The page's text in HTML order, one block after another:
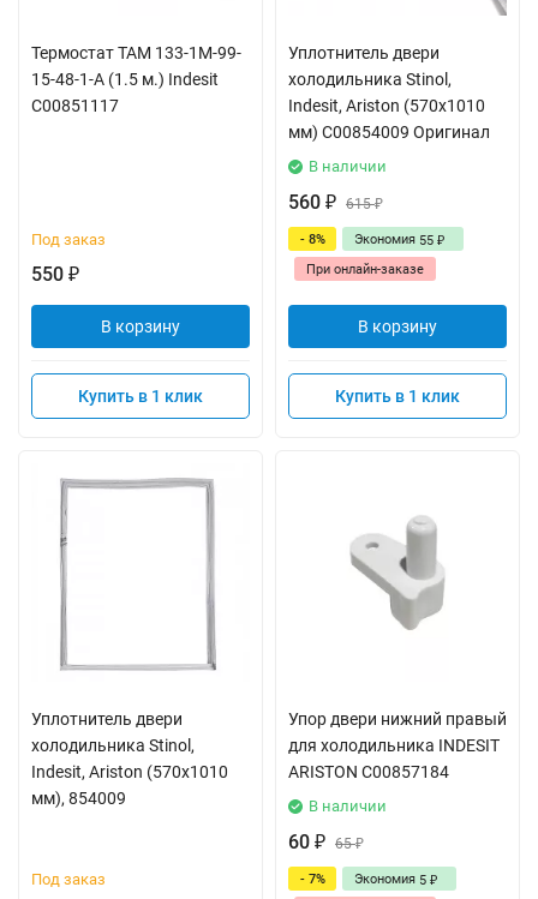
Термостат ТАМ 133-1М-99-
15-48-1-А (1.5 м.) Indesit
C00851117
Под заказ
550 ₽
В корзину
Купить в 1 клик
Уплотнитель двери
холодильника Stinol,
Indesit, Ariston (570x1010
мм) C00854009 Оригинал
В наличии
560 ₽ 615₽
- 8% Экономия 55 ₽
При онлайн-заказе
В корзину
Купить в 1 клик
Уплотнитель двери
холодильника Stinol,
Indesit, Ariston (570x1010
мм), 854009
Под заказ
Упор двери нижний правый
для холодильника INDESIT
ARISTON C00857184
В наличии
60 ₽ 65₽
- 7% Экономия 5 ₽